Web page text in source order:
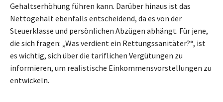
Gehaltserhöhung führen kann. Darüber hinaus ist das
Nettogehalt ebenfalls entscheidend, da es von der
Steuerklasse und persönlichen Abzügen abhängt. Für jene,
die sich fragen: „Was verdient ein Rettungssanitäter?“, ist
es wichtig, sich über die tariflichen Vergütungen zu
informieren, um realistische Einkommensvorstellungen zu
entwickeln.